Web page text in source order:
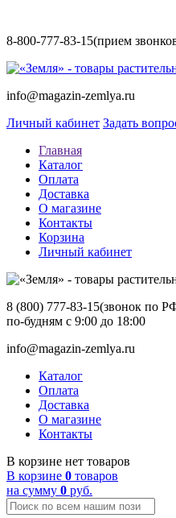
8-800-777-83-15(прием
info@magazin-zemlya.ru
Личный кабинет Задать
Главная
Каталог
Оплата
Доставка
О магазине
Контакты
Корзина
Личный кабинет
8 (800) 777-83-15(звонок по
по-будням с 9:00 до 18:00
info@magazin-zemlya.ru
Каталог
Оплата
Доставка
О магазине
Контакты
В корзине нет товаров
В корзине 0 товаров
на сумму 0 руб.